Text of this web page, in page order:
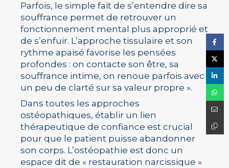
Parfois, le simple fait de s’entendre dire sa
souffrance permet de retrouver un
fonctionnement mental plus approprié et
de s’enfuir. L’approche tissulaire et son
rythme apaisé favorise les pensées
profondes : on contacte son être, sa
souffrance intime, on renoue parfois avec
un peu de clarté sur sa valeur propre ».
Dans toutes les approches
ostéopathiques, établir un lien
thérapeutique de confiance est crucial
pour que le patient puisse abandonner
son corps. L’ostéopathie est donc un
espace dit de « restauration narcissique »